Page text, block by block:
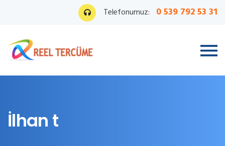
Telefonumuz: 0 539 792 53 31
İlhan t